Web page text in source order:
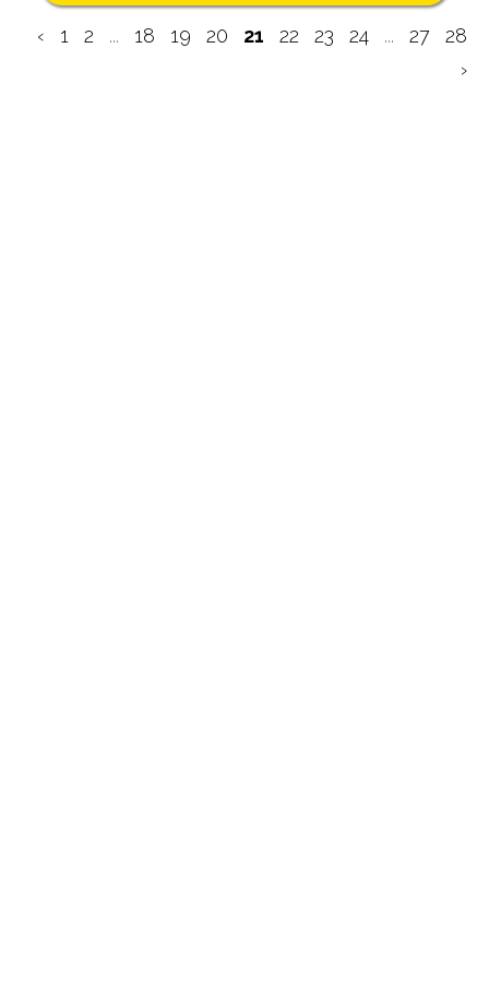
‹ 1 2 ... 18 19 20 21 22 23 24 ... 27
28
›